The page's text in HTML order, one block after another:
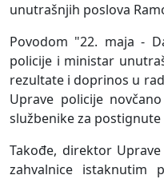
unutrašnjih poslova
Povodom "22. maja -
policije i ministar
rezultate i doprinos u
Uprave policije
službenike za
Takođe, direktor
zahvalnice istaknutim